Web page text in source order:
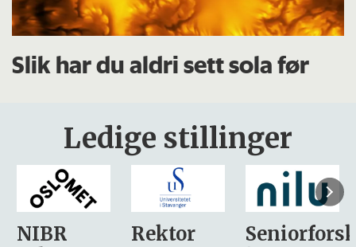
Slik har du aldri sett sola før
Ledige stillinger
Rektor
Seniorforsker